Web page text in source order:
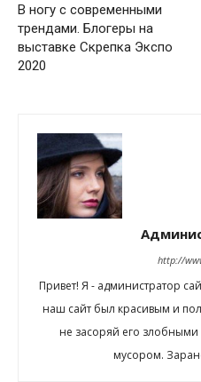
В ногу с современными
трендами. Блогеры на
выставке Скрепка Экспо
2020
http://
Привет! Я - администратор
наш сайт был красивым и
не засоряй его
мусором.